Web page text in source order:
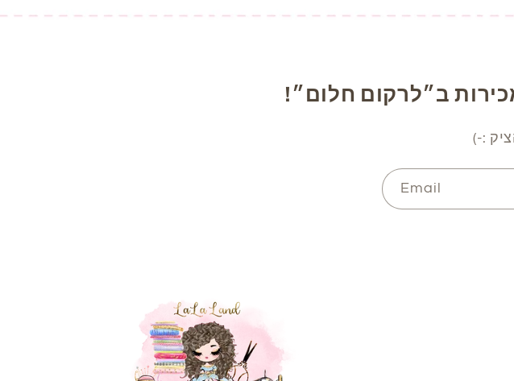
ב״לרקום חלום״!
:-)
Email